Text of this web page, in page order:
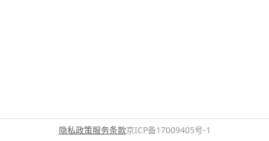
隐私政策服务条款京ICP备17009405号-1